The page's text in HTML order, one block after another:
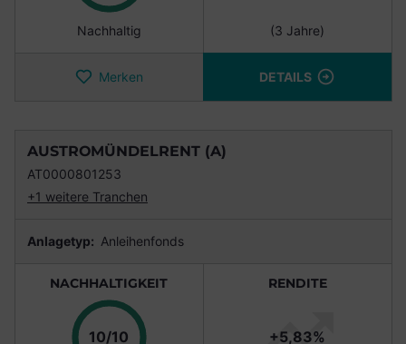
Nachhaltig (3 Jahre)
Merken DETAILS
AUSTROMÜNDELRENT (A)
AT0000801253
+1 weitere Tranchen
Anlagetyp: Anleihenfonds
NACHHALTIGKEIT
10/10 Punkte
RENDITE
+5,83%